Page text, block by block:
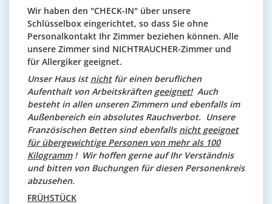
Wir haben den "CHECK-IN" über unsere
Schlüsselbox eingerichtet, so dass Sie ohne
Personalkontakt Ihr Zimmer beziehen können. Alle
unsere Zimmer sind NICHTRAUCHER-Zimmer und
für Allergiker geeignet.
Unser Haus ist nichtfür einen beruflichen
Aufenthalt von Arbeitskräften geeignet!Auch
besteht in allen unseren Zimmern und ebenfalls im
Außenbereich ein absolutes Rauchverbot. Unsere
Französischen Betten sind ebenfalls nicht geeignet
für übergewichtige Personen von mehr als 100
Kilogramm! Wir hoffen gerne auf Ihr Verständnis
und bitten von Buchungen für diesen Personenkreis
abzusehen.
FRÜHSTÜCK